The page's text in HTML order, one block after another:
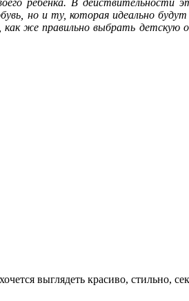
ребенка. В действительности
но и ту, которая идеально будут
же правильно выбрать детскую
выглядеть красиво, стильно,